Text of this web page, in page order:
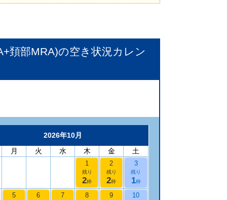
頚部MRA)の空き状況カレン
2026年10月
月
火 水 木 金 土
1
残り
2枠
2
残り
2枠
3
残り
1枠
5 6 7 8 9 10